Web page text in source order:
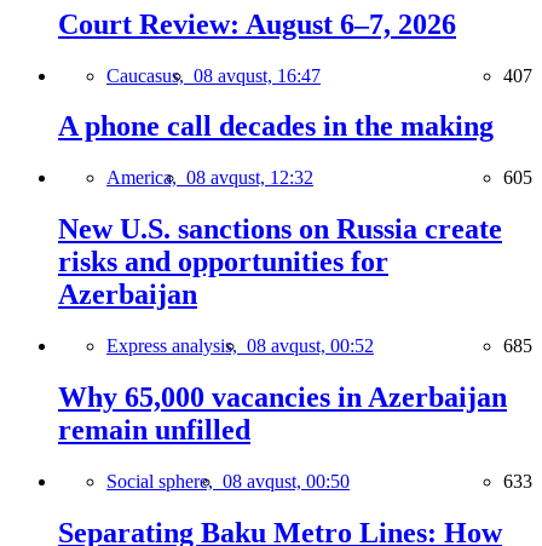
Court Review: August 6–7, 2026
Caucasus, 08 avqust, 16:47 407
A phone call decades in the making
America, 08 avqust, 12:32 605
New U.S. sanctions on Russia create
risks and opportunities for
Azerbaijan
Express analysis, 08 avqust, 00:52 685
Why 65,000 vacancies in Azerbaijan
remain unfilled
Social sphere, 08 avqust, 00:50 633
Separating Baku Metro Lines: How